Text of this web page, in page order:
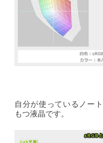
自分が使っているノー
もつ液晶です。